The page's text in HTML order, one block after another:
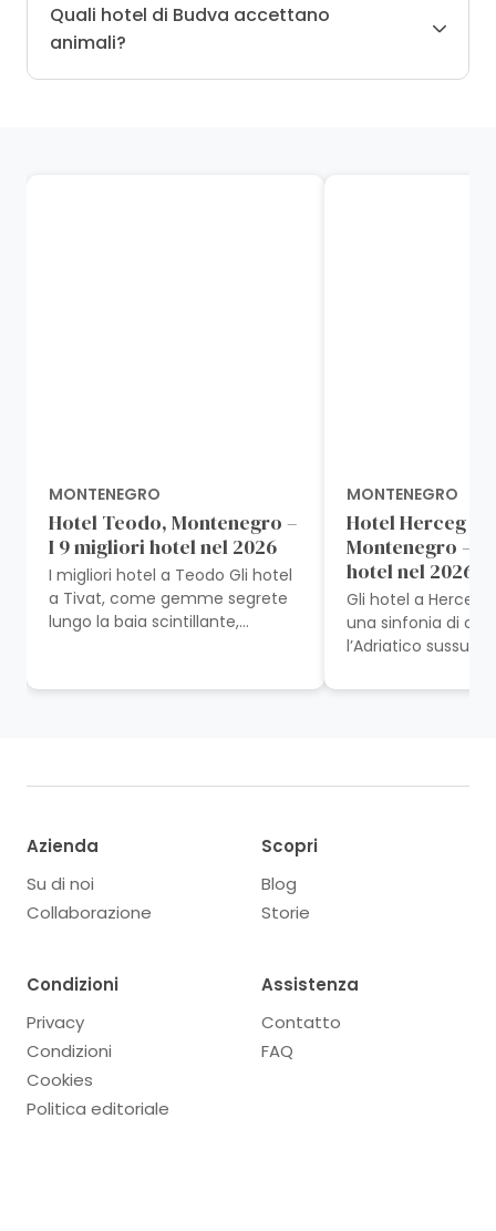
Quali hotel di Budva accettano
animali?
MONTENEGRO
Hotel Teodo, Montenegro –
I 9 migliori hotel nel 2026
I migliori hotel a Teodo Gli hotel
a Tivat, come gemme segrete
lungo la baia scintillante,
MONTENEGRO
Hotel Herceg
Montenegro – I
hotel nel 2026
Gli hotel a Herceg
una sinfonia di
l’Adriatico
bellezza di Herceg
Azienda
Su di noi
Collaborazione
Scopri
Blog
Storie
Condizioni
Privacy
Condizioni
Cookies
Politica editoriale
Assistenza
Contatto
FAQ